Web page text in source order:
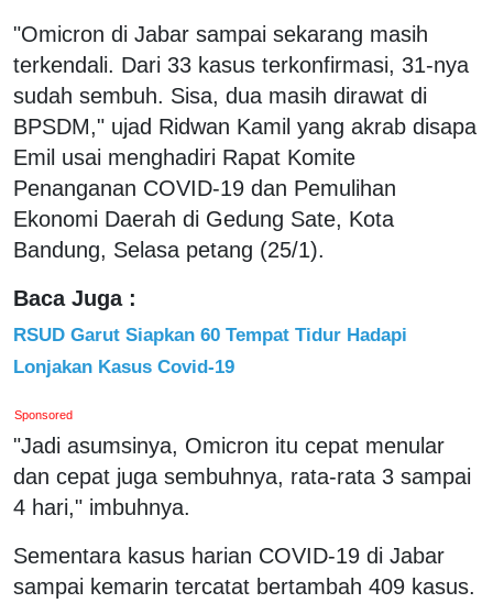
"Omicron di Jabar sampai sekarang masih
terkendali. Dari 33 kasus terkonfirmasi, 31-nya
sudah sembuh. Sisa, dua masih dirawat di
BPSDM," ujad Ridwan Kamil yang akrab disapa
Emil usai menghadiri Rapat Komite
Penanganan COVID-19 dan Pemulihan
Ekonomi Daerah di Gedung Sate, Kota
Bandung, Selasa petang (25/1).
Baca Juga :
RSUD Garut Siapkan 60 Tempat Tidur Hadapi
Lonjakan Kasus Covid-19
Sponsored
"Jadi asumsinya, Omicron itu cepat menular
dan cepat juga sembuhnya, rata-rata 3 sampai
4 hari," imbuhnya.
Sementara kasus harian COVID-19 di Jabar
sampai kemarin tercatat bertambah 409 kasus.